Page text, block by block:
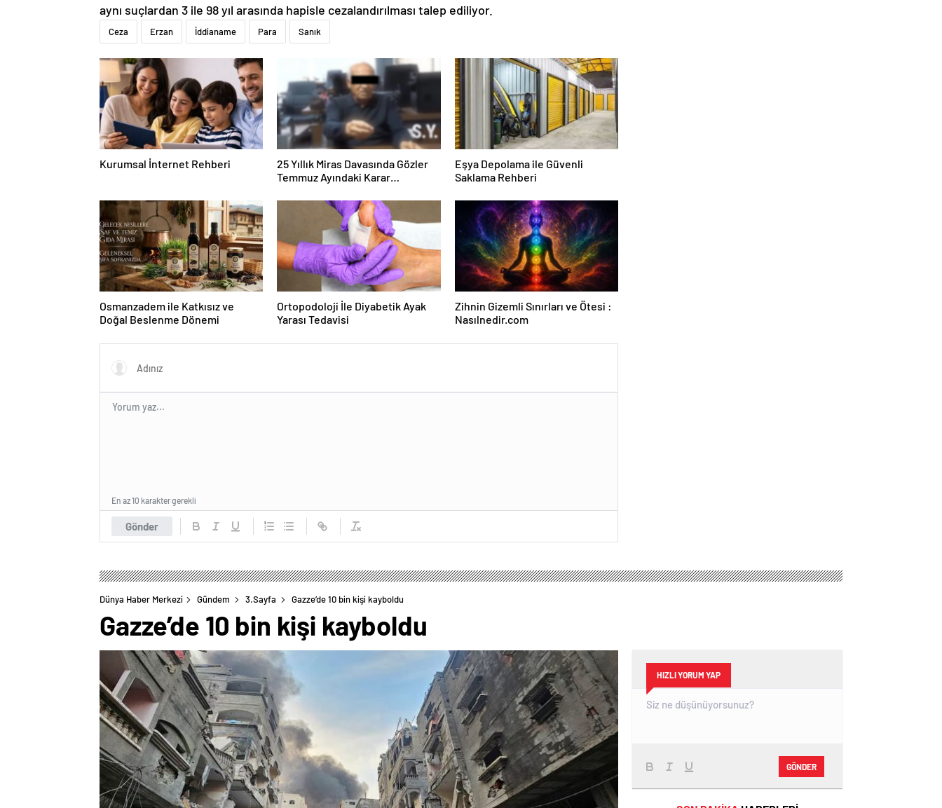
aynı suçlardan 3 ile 98 yıl arasında hapisle cezalandırılması talep ediliyor.
Ceza Erzan İddianame Para Sanık
Kurumsal İnternet Rehberi
25 Yıllık Miras Davasında Gözler
Temmuz Ayındaki Karar
Eşya Depolama ile Güvenli
Saklama Rehberi
Osmanzadem ile Katkısız ve
Doğal Beslenme Dönemi
Ortopodoloji İle Diyabetik Ayak
Yarası Tedavisi
Zihnin Gizemli Sınırları ve Ötesi :
Nasılnedir.com
Gönder
En az 10 karakter gerekli
Dünya Haber Merkezi Gündem 3.Sayfa Gazze’de 10 bin kişi kayboldu
Gazze’de 10 bin kişi kayboldu
HIZLI YORUM YAP
GÖNDER